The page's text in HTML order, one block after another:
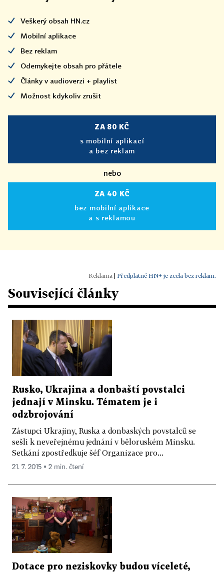
Veškerý obsah HN.cz
Mobilní aplikace
Bez reklam
Odemykejte obsah pro přátele
Články v audioverzi + playlist
Možnost kdykoliv zrušit
ZA 80 KČ
s mobilní aplikací
a bez reklam
nebo
ZA 40 KČ
bez mobilní aplikace
a s reklamou
Předplatné HN+ je zcela bez reklam.
Související články
Rusko, Ukrajina a donbaští povstalci
jednají v Minsku. Tématem je i
odzbrojování
Zástupci Ukrajiny, Ruska a donbaských povstalců se
sešli k neveřejnému jednání v běloruském Minsku.
Setkání zpostředkuje šéf Organizace pro...
21. 7. 2015 ▪ 2 min. čtení
Dotace pro neziskovky budou víceleté,